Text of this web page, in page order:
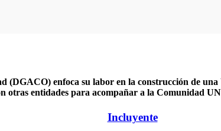
(DGACO) enfoca su labor en la construcción de
otras entidades para acompañar a la Comunidad
Incluyente